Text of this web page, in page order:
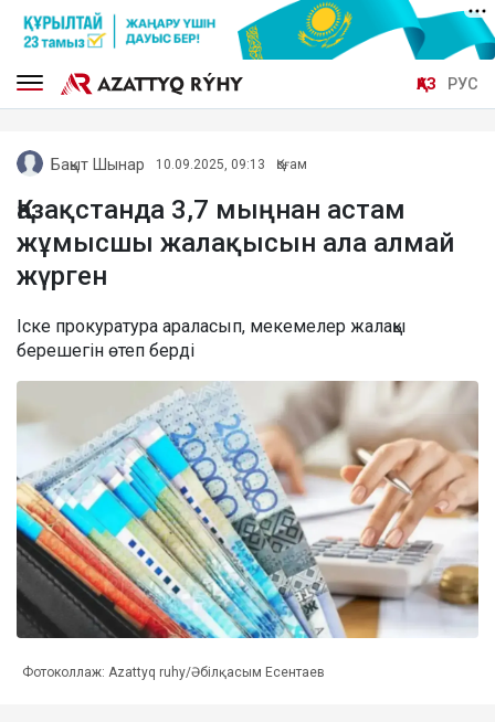
ҚАЗ РУС
Бақыт Шынар 10.09.2025, 09:13 Қоғам
Қазақстанда 3,7 мыңнан астам
жұмысшы жалақысын ала алмай
жүрген
Іске прокуратура араласып, мекемелер жалақы
берешегін өтеп берді
Фотоколлаж: Azattyq ruhy/Әбілқасым Есентаев